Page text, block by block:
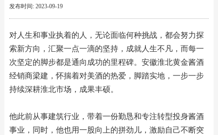
发布时间: 2023-09-19
对人生和事业执着的人，无论面临何种挑战，都会努力探
索新方向，汇聚一点一滴的坚持，成就人生不凡，而每一
次坚定的脚步都是通向成功的里程碑。安徽淮北黄金酱酒
经销商梁建，怀揣着对美酒的热爱，脚踏实地，一步一步
持续深耕淮北市场，成果丰硕。
他此前从事建筑行业，带着一份勤恳和专注转型投身酱酒
事业，同时，他也用一股向上的拼劲儿，激励自己不断突